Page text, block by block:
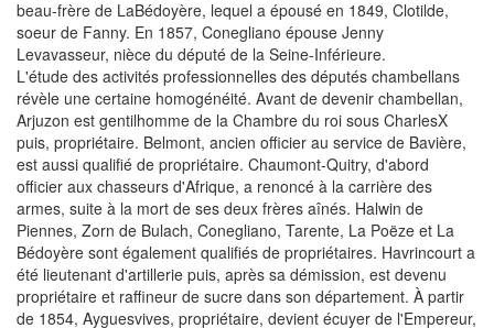
beau-frère de LaBédoyère, lequel a épousé en 1849, Clotilde,
soeur de Fanny. En 1857, Conegliano épouse Jenny
Levavasseur, nièce du député de la Seine-Inférieure.
L'étude des activités professionnelles des députés chambellans
révèle une certaine homogénéité. Avant de devenir chambellan,
Arjuzon est gentilhomme de la Chambre du roi sous CharlesX
puis, propriétaire. Belmont, ancien officier au service de Bavière,
est aussi qualifié de propriétaire. Chaumont-Quitry, d'abord
officier aux chasseurs d'Afrique, a renoncé à la carrière des
armes, suite à la mort de ses deux frères aînés. Halwin de
Piennes, Zorn de Bulach, Conegliano, Tarente, La Poëze et La
Bédoyère sont également qualifiés de propriétaires. Havrincourt a
été lieutenant d'artillerie puis, après sa démission, est devenu
propriétaire et raffineur de sucre dans son département. À partir
de 1854, Ayguesvives, propriétaire, devient écuyer de l'Empereur,